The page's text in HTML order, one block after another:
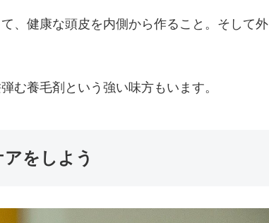
、健康な頭皮を内側から作ること。そして外
む養毛剤という強い味方もいます。
をしよう